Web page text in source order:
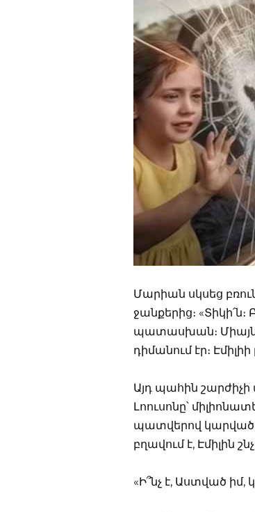
Մարիան սկսեց
ջանքերից։
պատասխան։ Միայն
դիմանում էր։
Այդ պահին
Լոուսոնը՝
պատվերով կարված
բղավում է, Էմիլին
«Ի՞նչ է, Աստված